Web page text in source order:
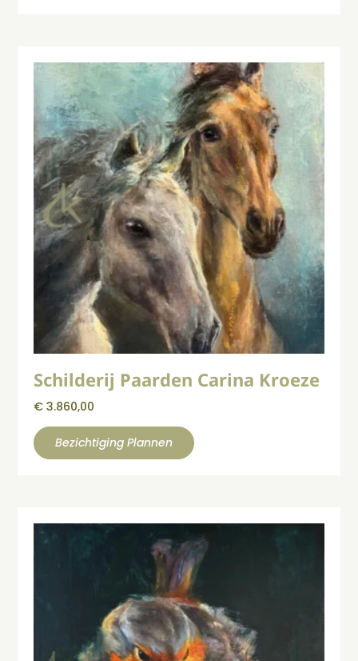
Schilderij Paarden Carina Kroeze
€ 3.860,00
Bezichtiging Plannen